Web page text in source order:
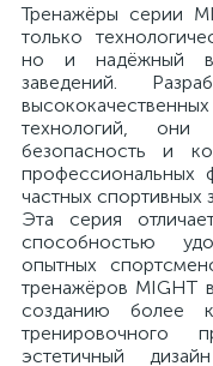
Тренажёры серии
только
но и надёжный
заведений.
технологий, они
безопасность и
профессиональных
частных спортивных
Эта серия
способностью
опытных
тренажёров MIGHT
созданию более
эстетичный